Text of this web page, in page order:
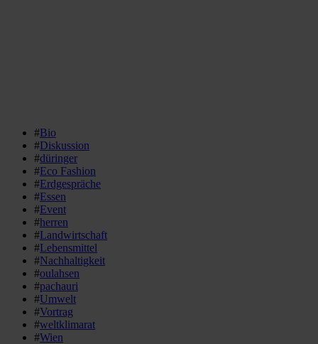
#Bio
#Diskussion
#düringer
#Eco Fashion
#Erdgespräche
#Essen
#Event
#herren
#Landwirtschaft
#Lebensmittel
#Nachhaltigkeit
#oulahsen
#pachauri
#Umwelt
#Vortrag
#weltklimarat
#Wien